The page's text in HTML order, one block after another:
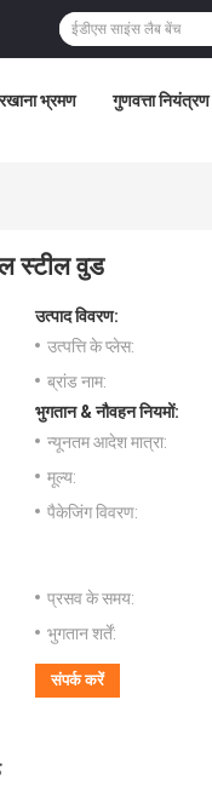
भ्रमण गुणवत्ता नियंत्रण
स्टील वुड
उत्पाद विवरण:
उत्पत्ति के प्लेस:
ब्रांड नाम:
भुगतान & नौवहन नियमों:
न्यूनतम आदेश मात्रा:
मूल्य:
पैकेजिंग विवरण:
प्रसव के समय:
भुगतान शर्तें:
संपर्क करें